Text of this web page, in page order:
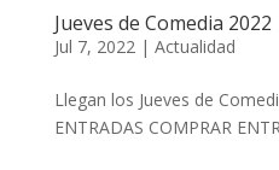
Jueves de Comedia 2022
Jul 7, 2022| Actualidad
Llegan los Jueves de
ENTRADAS COMPRAR